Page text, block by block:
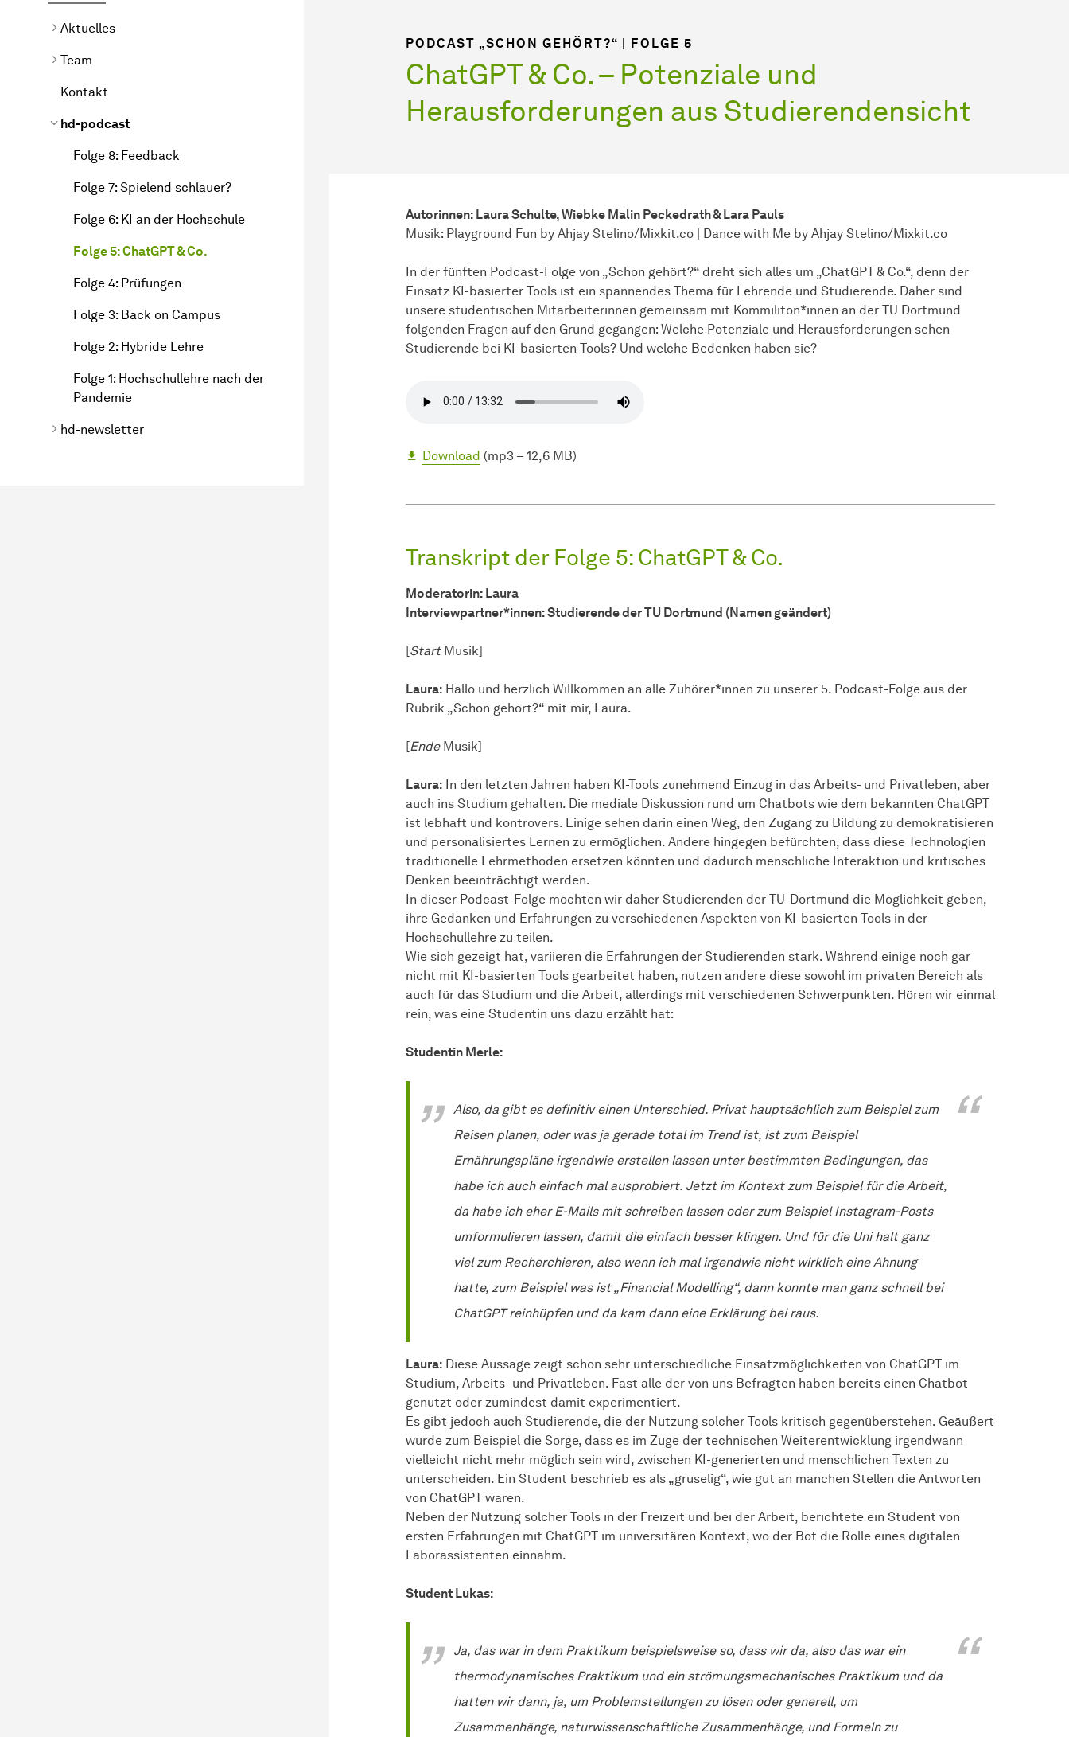
Aktuelles
Team
Kontakt
hd-podcast
Folge 8: Feedback
Folge 7: Spielend schlauer?
Folge 6: KI an der Hochschule
Folge 5: ChatGPT & Co.
Folge 4: Prüfungen
Folge 3: Back on Campus
Folge 2: Hybride Lehre
Folge 1: Hochschullehre nach der
Pandemie
hd-newsletter
PODCAST „SCHON GEHÖRT?“ | FOLGE 5
ChatGPT & Co. – Potenziale und
Herausforderungen aus Studierendensicht
Autorinnen: Laura Schulte, Wiebke Malin Peckedrath & Lara Pauls
Musik: Playground Fun by Ahjay Stelino/Mixkit.co | Dance with Me by Ahjay Stelino/Mixkit.co
In der fünften Podcast-Folge von „Schon gehört?“ dreht sich alles um „ChatGPT & Co.“, denn der
Einsatz KI-basierter Tools ist ein spannendes Thema für Lehrende und Studierende. Daher sind
unsere studentischen Mitarbeiterinnen gemeinsam mit Kommiliton*innen an der TU Dortmund
folgenden Fragen auf den Grund gegangen: Welche Potenziale und Herausforderungen sehen
Studierende bei KI-basierten Tools? Und welche Bedenken haben sie?
Download (mp3 – 12,6 MB)
Transkript der Folge 5: ChatGPT & Co.
Moderatorin: Laura
Interviewpartner*innen: Studierende der TU Dortmund (Namen geändert)
[StartMusik]
Laura: Hallo und herzlich Willkommen an alle Zuhörer*innen zu unserer 5. Podcast-Folge aus der
Rubrik „Schon gehört?“ mit mir, Laura.
[Ende Musik]
Laura: In den letzten Jahren haben KI-Tools zunehmend Einzug in das Arbeits- und Privatleben, aber
auch ins Studium gehalten. Die mediale Diskussion rund um Chatbots wie dem bekannten ChatGPT
ist lebhaft und kontrovers. Einige sehen darin einen Weg, den Zugang zu Bildung zu demokratisieren
und personalisiertes Lernen zu ermöglichen. Andere hingegen befürchten, dass diese Technologien
traditionelle Lehrmethoden ersetzen könnten und dadurch menschliche Interaktion und kritisches
Denken beeinträchtigt werden.
In dieser Podcast-Folge möchten wir daher Studierenden der TU-Dortmund die Möglichkeit geben,
ihre Gedanken und Erfahrungen zu verschiedenen Aspekten von KI-basierten Tools in der
Hochschullehre zu teilen.
Wie sich gezeigt hat, variieren die Erfahrungen der Studierenden stark. Während einige noch gar
nicht mit KI-basierten Tools gearbeitet haben, nutzen andere diese sowohl im privaten Bereich als
auch für das Studium und die Arbeit, allerdings mit verschiedenen Schwerpunkten. Hören wir einmal
rein, was eine Studentin uns dazu erzählt hat:
Studentin Merle:
Also, da gibt es definitiv einen Unterschied. Privat hauptsächlich zum Beispiel zum
Reisen planen, oder was ja gerade total im Trend ist, ist zum Beispiel
Ernährungspläne irgendwie erstellen lassen unter bestimmten Bedingungen, das
habe ich auch einfach mal ausprobiert. Jetzt im Kontext zum Beispiel für die Arbeit,
da habe ich eher E-Mails mit schreiben lassen oder zum Beispiel Instagram-Posts
umformulieren lassen, damit die einfach besser klingen. Und für die Uni halt ganz
viel zum Recherchieren, also wenn ich mal irgendwie nicht wirklich eine Ahnung
hatte, zum Beispiel was ist „Financial Modelling“, dann konnte man ganz schnell bei
ChatGPT reinhüpfen und da kam dann eine Erklärung bei raus.
Laura: Diese Aussage zeigt schon sehr unterschiedliche Einsatzmöglichkeiten von ChatGPT im
Studium, Arbeits- und Privatleben. Fast alle der von uns Befragten haben bereits einen Chatbot
genutzt oder zumindest damit experimentiert.
Es gibt jedoch auch Studierende, die der Nutzung solcher Tools kritisch gegenüberstehen. Geäußert
wurde zum Beispiel die Sorge, dass es im Zuge der technischen Weiterentwicklung irgendwann
vielleicht nicht mehr möglich sein wird, zwischen KI-generierten und menschlichen Texten zu
unterscheiden. Ein Student beschrieb es als „gruselig“, wie gut an manchen Stellen die Antworten
von ChatGPT waren.
Neben der Nutzung solcher Tools in der Freizeit und bei der Arbeit, berichtete ein Student von
ersten Erfahrungen mit ChatGPT im universitären Kontext, wo der Bot die Rolle eines digitalen
Laborassistenten einnahm.
Student Lukas:
Ja, das war in dem Praktikum beispielsweise so, dass wir da, also das war ein
thermodynamisches Praktikum und ein strömungsmechanisches Praktikum und da
hatten wir dann, ja, um Problemstellungen zu lösen oder generell, um
Zusammenhänge, naturwissenschaftliche Zusammenhänge, und Formeln zu